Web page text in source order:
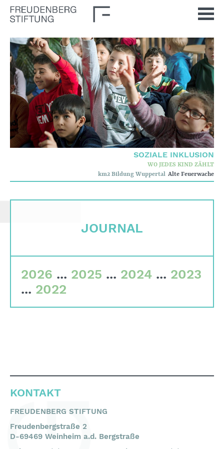
SOZIALE INKLUSION
WO JEDES KIND ZÄHLT
km2 Bildung Wuppertal Alte Feuerwache
JOURNAL
2026 ... 2025 ... 2024 ... 2023
... 2022
KONTAKT
FREUDENBERG STIFTUNG
Freudenbergstraße 2
D-69469 Weinheim a.d. Bergstraße
Startseite
Aktuelles
Journal
Impulse
Unsere Themen
Demokratische Kultur
Soziale Inklusion
Wer wir sind
Corporate Governance
Team
Finanzdaten